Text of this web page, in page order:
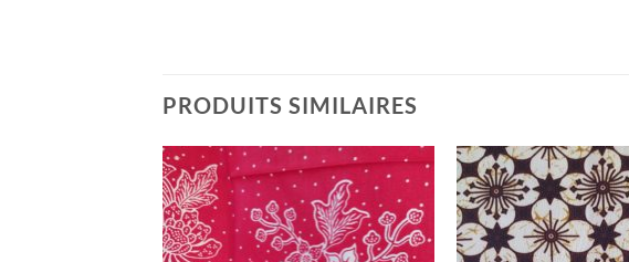
PRODUITS SIMILAIRES
Ajouter
à la liste
de
souhaits